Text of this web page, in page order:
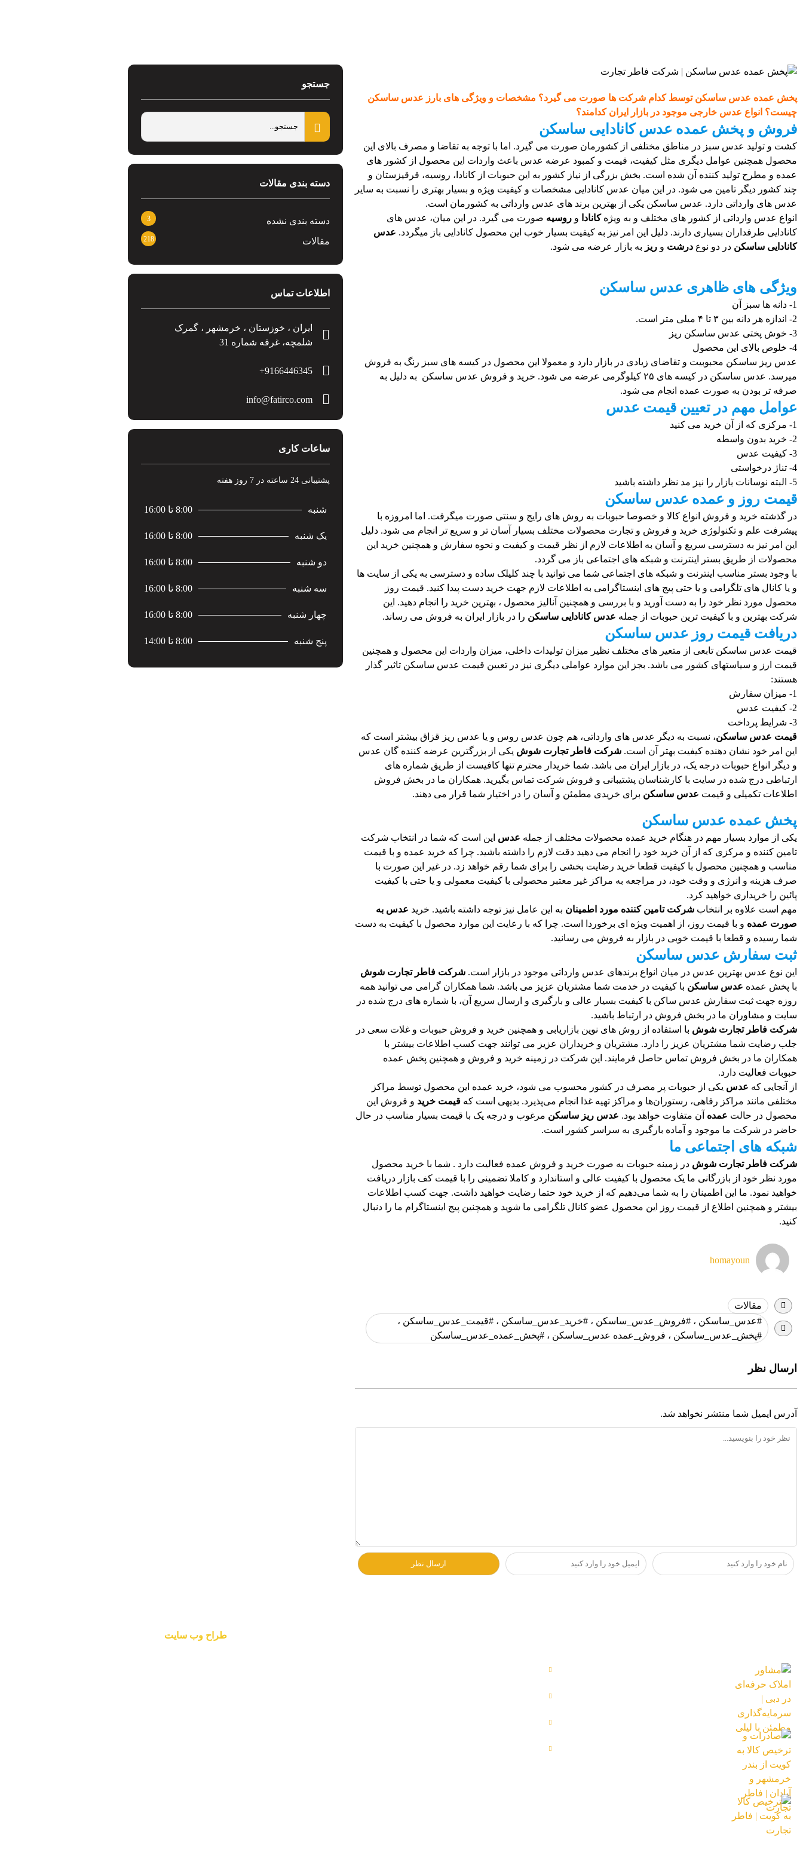
پخش عمده عدس ساسکن توسط کدام شرکت ها صورت می گیرد؟ مشخصات و ویژگی های بارز عدس ساسکن
چیست؟ انواع عدس خارجی موجود در بازار ایران کدامند؟
فروش و پخش عمده عدس کانادایی ساسکن
کشت و تولید عدس سبز در مناطق مختلفی از کشورمان صورت می گیرد. اما با توجه به تقاضا و مصرف بالای این
محصول همچنین عوامل دیگری مثل کیفیت، قیمت و کمبود عرضه عدس باعث واردات این محصول از کشور های
عمده و مطرح تولید کننده آن شده است. بخش بزرگی از نیاز کشور به این حبوبات از کانادا، روسیه، قرقیزستان و
چند کشور دیگر تامین می شود. در این میان عدس کانادایی مشخصات و کیفیت ویژه و بسیار بهتری را نسبت به سایر
عدس های وارداتی دارد. عدس ساسکن یکی از بهترین برند های عدس وارداتی به کشورمان است.
انواع عدس وارداتی از کشور های مختلف و به ویژهکانادا و روسیه صورت می گیرد. در این میان، عدس های
کانادایی طرفداران بسیاری دارند. دلیل این امر نیز به کیفیت بسیار خوب این محصول کانادایی باز میگردد. عدس
کانادایی ساسکن در دو نوع درشت و ریز به بازار عرضه می شود.
ویژگی های ظاهری عدس ساسکن
1- دانه ها سبز آن
2- اندازه هر دانه بین ۳ تا ۴ میلی متر است.
3- خوش پختی عدس ساسکن ریز
4- خلوص بالای این محصول
عدس ریز ساسکن محبوبیت و تقاضای زیادی در بازار دارد و معمولا این محصول در کیسه های سبز رنگ به فروش
میرسد. عدس ساسکن در کیسه های ۲۵ کیلوگرمی عرضه می شود. خرید و فروش عدس ساسکن به دلیل به
صرفه تر بودن به صورت عمده انجام می شود.
عوامل مهم در تعیین قیمت عدس
1- مرکزی که از آن خرید می کنید
2- خرید بدون واسطه
3- کیفیت عدس
4- تناژ درخواستی
5- البته نوسانات بازار را نیز مد نظر داشته باشید
قیمت روز و عمده عدس ساسکن
در گذشته خرید و فروش انواع کالا و خصوصا حبوبات به روش های رایج و سنتی صورت میگرفت. اما امروزه با
پیشرفت علم و تکنولوژی خرید و فروش و تجارت محصولات مختلف بسیار آسان تر و سریع تر انجام می شود. دلیل
این امر نیز به دسترسی سریع و آسان به اطلاعات لازم از نظر قیمت و کیفیت و نحوه سفارش و همچنین خرید این
محصولات از طریق بستر اینترنت و شبکه های اجتماعی باز می گردد.
با وجود بستر مناسب اینترنت و شبکه های اجتماعی شما می توانید با چند کلیلک ساده و دسترسی به یکی از سایت ها
و یا کانال های تلگرامی و یا حتی پیج های اینستاگرامی به اطلاعات لازم جهت خرید دست پیدا کنید. قیمت روز
محصول مورد نظر خود را به دست آورید و با بررسی و همچنین آنالیز محصول ، بهترین خرید را انجام دهید. این
شرکت بهترین و با کیفیت ترین حبوبات از جمله عدس کانادایی ساسکن را در بازار ایران به فروش می رساند.
دریافت قیمت روز عدس ساسکن
قیمت عدس ساسکن تابعی از متعیر های مختلف نظیر میزان تولیدات داخلی، میزان واردات این محصول و همچنین
قیمت ارز و سیاستهای کشور می باشد. بجز این موارد عواملی دیگری نیز در تعیین قیمت عدس ساسکن تاثیر گذار
هستند:
1- میزان سفارش
2- کیفیت عدس
3- شرایط پرداخت
قیمت عدس ساسکن، نسبت به دیگر عدس های وارداتی، هم چون عدس روس و یا عدس ریز قزاق بیشتر است که
این امر خود نشان دهنده کیفیت بهتر آن است. شرکت فاطر تجارت شوش یکی از بزرگترین عرضه کننده گان عدس
و دیگر انواع حبوبات درجه یک، در بازار ایران می باشد. شما خریدار محترم تنها کافیست از طریق شماره های
ارتباطی درج شده در سایت با کارشناسان پشتیبانی و فروش شرکت تماس بگیرید. همکاران ما در بخش فروش
اطلاعات تکمیلی و قیمت عدس ساسکن برای خریدی مطمئن و آسان را در اختیار شما قرار می دهند.
پخش عمده عدس ساسکن
یکی از موارد بسیار مهم در هنگام خرید عمده محصولات مختلف از جمله عدس این است که شما در انتخاب شرکت
تامین کننده و مرکزی که از آن خرید خود را انجام می دهید دقت لازم را داشته باشید. چرا که خرید عمده و با قیمت
مناسب و همچنین محصول با کیفیت قطعا خرید رضایت بخشی را برای شما رقم خواهد زد. در غیر این صورت با
صرف هزینه و انرژی و وقت خود، در مراجعه به مراکز غیر معتبر محصولی با کیفیت معمولی و یا حتی با کیفیت
پائین را خریداری خواهید کرد.
مهم است علاوه بر انتخاب شرکت تامین کننده مورد اطمینان به این عامل نیز توجه داشته باشید. خرید عدس به
صورت عمده و با قیمت روز، از اهمیت ویژه ای برخوردا است. چرا که با رعایت این موارد محصول با کیفیت به دست
شما رسیده و قطعا با قیمت خوبی در بازار به فروش می رسانید.
ثبت سفارش عدس ساسکن
اين نوع عدس بهترین عدس در میان انواع برندهای عدس وارداتی موجود در بازار است. شرکت فاطر تجارت شوش
با پخش عمده عدس ساسکن با کیفیت در خدمت شما مشتریان عزیز می باشد. شما همکاران گرامی می توانید همه
روزه جهت ثبت سفارش عدس ساکن با کیفیت بسیار عالی و بارگیری و ارسال سریع آن، با شماره های درج شده در
سایت و مشاوران ما در بخش فروش در ارتباط باشید.
شرکت فاطر تجارت شوش با استفاده از روش های نوین بازاریابی و همچنین خرید و فروش حبوبات و غلات سعی در
جلب رضایت شما مشتریان عزیز را دارد. مشتریان و خریداران عزیز می توانند جهت کسب اطلاعات بیشتر با
همکاران ما در بخش فروش تماس حاصل فرمایند. این شرکت در زمینه خرید و فروش و همچنین پخش عمده
حبوبات فعالیت دارد.
از آنجایی که عدس یکی از حبوبات پر مصرف در کشور محسوب می شود، خرید عمده این محصول توسط مراکز
مختلفی مانند مراکز رفاهی، رستوران‌ها و مراکز تهیه غذا انجام می‌پذیرد. بدیهی است که قیمت خرید و فروش این
محصول در حالت عمده آن متفاوت خواهد بود. عدس ریز ساسکن مرغوب و درجه یک با قیمت بسیار مناسب در حال
حاضر در شرکت ما موجود و آماده بارگیری به سراسر کشور است.
شبکه های اجتماعی ما
شرکت فاطر تجارت شوش در زمینه حبوبات به صورت خرید و فروش عمده فعالیت دارد . شما با خرید محصول
مورد نظر خود از بازرگانی ما یک محصول با کیفیت عالی و استاندارد و کاملا تضمینی را با قیمت کف بازار دریافت
خواهید نمود. ما این اطمینان را به شما می‌دهیم که از خرید خود حتما رضایت خواهید داشت. جهت کسب اطلاعات
بیشتر و همچنین اطلاع از قیمت روز این محصول عضو کانال تلگرامی ما شوید و همچنین پیج اینستاگرام ما را دنبال
کنید.
homayoun
مقالات
#عدس_ساسکن ، #فروش_عدس_ساسکن ، #خرید_عدس_ساسکن ، #قیمت_عدس_ساسکن ،
#پخش_عدس_ساسکن ، فروش_عمده عدس_ساسکن ، #پخش_عمده_عدس_ساسکن
ارسال نظر
آدرس ایمیل شما منتشر نخواهد شد.
جستجو
دسته بندی مقالات
دسته بندی نشده 3
مقالات 218
اطلاعات تماس
ایران ، خوزستان ، خرمشهر ، گمرک
شلمچه، غرفه شماره 31
9166446345+
info@fatirco.com
ساعات کاری
پشتیبانی 24 ساعته در 7 روز هفته
شنبه 8:00 تا 16:00
یک شنبه 8:00 تا 16:00
دو شنبه 8:00 تا 16:00
سه شنبه 8:00 تا 16:00
چهار شنبه 8:00 تا 16:00
پنج شنبه 8:00 تا 14:00
طراح وب سایت